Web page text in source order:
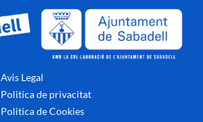
Avis Legal
Politica de privacitat
Politica de Cookies